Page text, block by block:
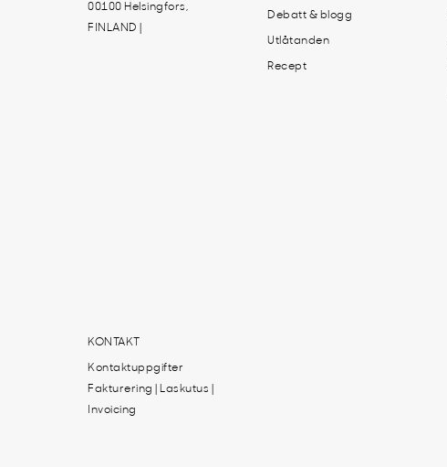
00100 Helsingfors,
FINLAND |
Debatt & blogg
Utlåtanden
Recept
KONTAKT
Kontaktuppgifter
Fakturering | Laskutus |
Invoicing